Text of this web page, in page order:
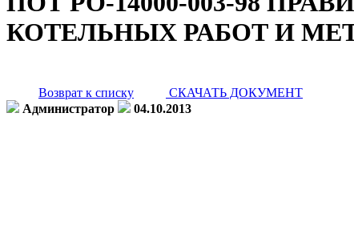
КОТЕЛЬНЫХ РАБОТ И
Возврат к списку
СКАЧАТЬ ДОКУМЕНТ
Администратор
04.10.2013